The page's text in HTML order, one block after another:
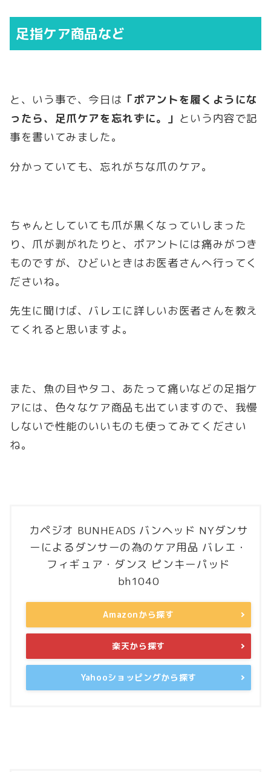
足指ケア商品など
と、いう事で、今日は 「ポアントを履くようにな
ったら、足爪ケアを忘れずに。」 という内容で記
事を書いてみました。
分かっていても、忘れがちな爪のケア。
ちゃんとしていても爪が黒くなっていしまった
り、爪が剥がれたりと、ポアントには痛みがつき
ものですが、ひどいときはお医者さんへ行ってく
ださいね。
先生に聞けば、バレエに詳しいお医者さんを教え
てくれると思いますよ。
また、魚の目やタコ、あたって痛いなどの足指ケ
アには、色々なケア商品も出ていますので、我慢
しないで性能のいいものも使ってみてください
ね。
カペジオ BUNHEADS バンヘッド NYダンサ
ーによるダンサーの為のケア用品 バレエ・
フィギュア・ダンス ピンキーパッド
bh1040
Amazonから探す
楽天から探す
Yahooショッピングから探す